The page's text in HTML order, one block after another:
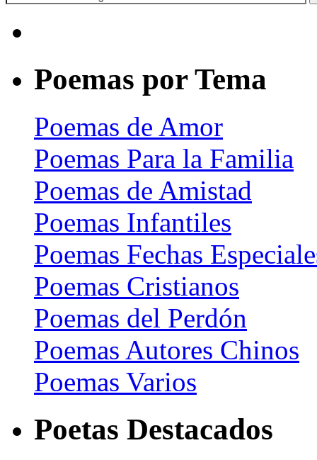
Poemas por Tema
Poemas de Amor
Poemas Para la Familia
Poemas de Amistad
Poemas Infantiles
Poemas Fechas
Poemas Cristianos
Poemas del Perdón
Poemas Autores Chinos
Poemas Varios
Poetas Destacados